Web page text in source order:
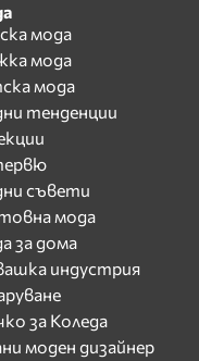
мода
мода
мода
тенденции
съвети
мода
за дома
индустрия
за Коледа
моден дизайнер